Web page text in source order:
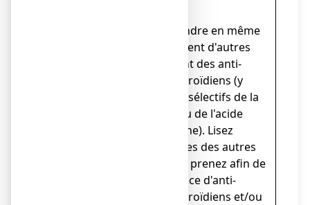
Vous ne devez pas prendre en même
temps que ce médicament d'autres
médicaments contenant des anti-
inflammatoires non stéroïdiens (y
compris les inhibiteurs sélectifs de la
cyclooxygénase 2) et/ou de l'acide
acétylsalicylique (aspirine). Lisez
attentivement les notices des autres
médicaments que vous prenez afin de
vous assurer de l'absence d'anti-
inflammatoires non stéroïdiens et/ou